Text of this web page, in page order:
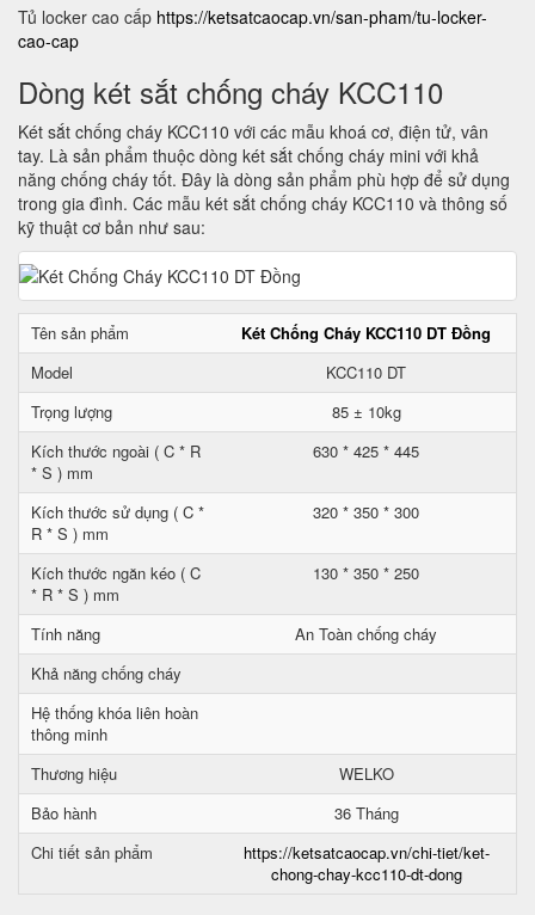
Tủ locker cao cấp https://ketsatcaocap.vn/san-pham/tu-locker-
cao-cap
Dòng két sắt chống cháy KCC110
Két sắt chống cháy KCC110 với các mẫu khoá cơ, điện tử, vân
tay. Là sản phẩm thuộc dòng két sắt chống cháy mini với khả
năng chống cháy tốt. Đây là dòng sản phẩm phù hợp để sử dụng
trong gia đình. Các mẫu két sắt chống cháy KCC110 và thông số
kỹ thuật cơ bản như sau:
Tên sản phẩm
Két Chống Cháy KCC110 DT Đồng
Model
KCC110 DT
Trọng lượng
85 ± 10kg
Kích thước ngoài ( C * R
* S ) mm
630 * 425 * 445
Kích thước sử dụng ( C *
R * S ) mm
320 * 350 * 300
Kích thước ngăn kéo ( C
* R * S ) mm
130 * 350 * 250
Tính năng
An Toàn chống cháy
Khả năng chống cháy
Hệ thống khóa liên hoàn
thông minh
Thương hiệu
WELKO
Bảo hành
36 Tháng
Chi tiết sản phẩm
https://ketsatcaocap.vn/chi-tiet/ket-
chong-chay-kcc110-dt-dong